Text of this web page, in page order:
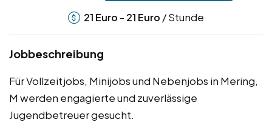
21 Euro - 21 Euro / Stunde
Jobbeschreibung
Für Vollzeitjobs, Minijobs und Nebenjobs in Mering,
M werden engagierte und zuverlässige
Jugendbetreuer gesucht.